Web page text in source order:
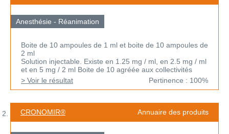
Anesthésie - Réanimation
Boite de 10 ampoules de 1 ml et boite de 10 ampoules de
2 ml
Solution injectable. Existe en 1.25 mg / ml, en 2.5 mg / ml
et en 5 mg / 2 ml Boite de 10 agréée aux collectivités
> Voir le résultat
Pertinence : 100%
CRONOMIR® Annuaire des produits